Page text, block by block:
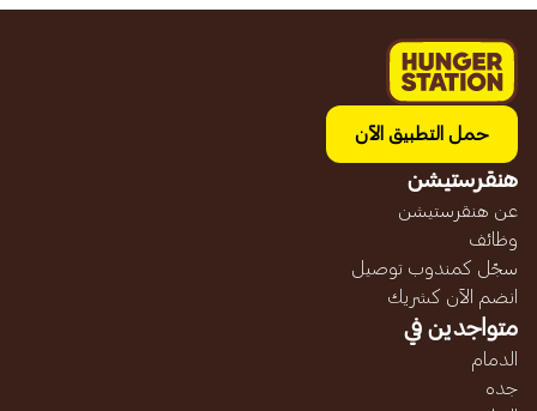
حمل التطبيق الآن
هنقرستيشن
عن هنقرستيشن
وظائف
سجّل كمندوب توصيل
انضم الآن كشريك
متواجدين في
الدمام
جده